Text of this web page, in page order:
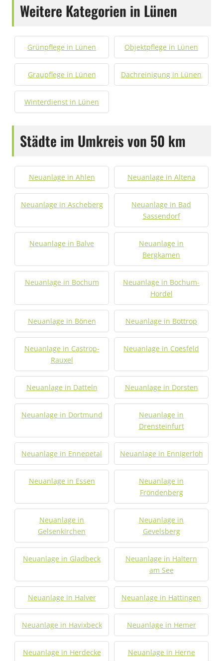
Weitere Kategorien in Lünen
Grünpflege in Lünen Objektpflege in Lünen
Graupflege in Lünen Dachreinigung in Lünen
Winterdienst in Lünen
Städte im Umkreis von 50 km
Neuanlage in Ahlen Neuanlage in Altena
Neuanlage in Ascheberg
Neuanlage in Bad
Sassendorf
Neuanlage in Balve
Neuanlage in
Bergkamen
Neuanlage in Bochum
Neuanlage in Bochum-
Hordel
Neuanlage in Bönen Neuanlage in Bottrop
Neuanlage in Castrop-
Rauxel
Neuanlage in Coesfeld
Neuanlage in Datteln Neuanlage in Dorsten
Neuanlage in Dortmund
Neuanlage in
Drensteinfurt
Neuanlage in Ennepetal Neuanlage in Ennigerloh
Neuanlage in Essen
Neuanlage in
Fröndenberg
Neuanlage in
Gelsenkirchen
Neuanlage in
Gevelsberg
Neuanlage in Gladbeck
Neuanlage in Haltern
am See
Neuanlage in Halver Neuanlage in Hattingen
Neuanlage in Havixbeck Neuanlage in Hemer
Neuanlage in Herdecke Neuanlage in Herne